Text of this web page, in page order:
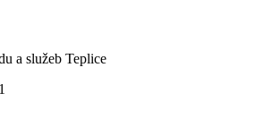
a služeb Teplice